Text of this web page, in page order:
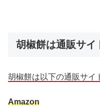
胡椒餅は通販サイ
胡椒餅は以下の通販サイ
Amazon